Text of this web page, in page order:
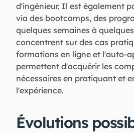
d'ingénieur. Il est également
via des bootcamps, des
quelques semaines à
concentrent sur des cas
formations en ligne et l'auto-
permettent d'acquérir les
nécessaires en pratiquant et
l'expérience.
Évolutions